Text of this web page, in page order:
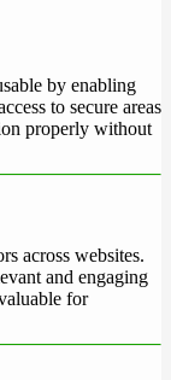
by enabling
to secure areas
properly without
across websites.
and engaging
for